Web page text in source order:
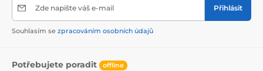
Zde napište váš e-mail Přihlásit
Souhlasím se zpracováním osobních údajů
Potřebujete poradit offline